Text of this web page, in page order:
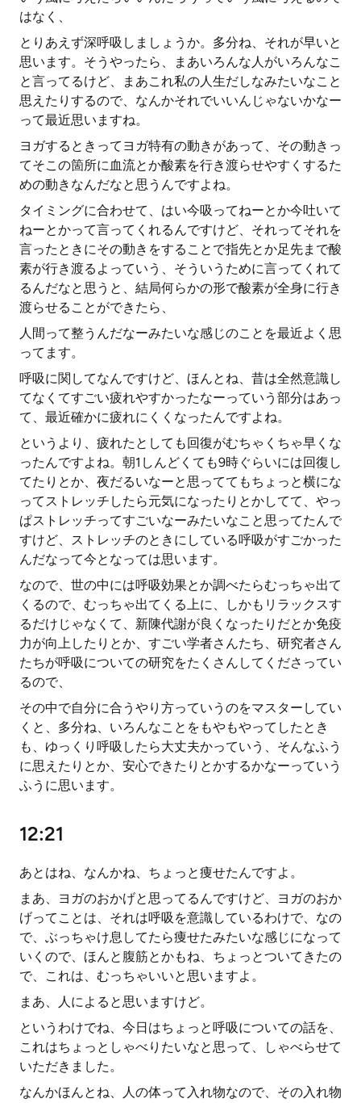
はなく、
とりあえず深呼吸しましょうか。多分ね、それが早いと
思います。そうやったら、まあいろんな人がいろんなこ
と言ってるけど、まあこれ私の人生だしなみたいなこと
思えたりするので、なんかそれでいいんじゃないかなー
って最近思いますね。
ヨガするときってヨガ特有の動きがあって、その動きっ
てそこの箇所に血流とか酸素を行き渡らせやすくするた
めの動きなんだなと思うんですよね。
タイミングに合わせて、はい今吸ってねーとか今吐いて
ねーとかって言ってくれるんですけど、それってそれを
言ったときにその動きをすることで指先とか足先まで酸
素が行き渡るよっていう、そういうために言ってくれて
るんだなと思うと、結局何らかの形で酸素が全身に行き
渡らせることができたら、
人間って整うんだなーみたいな感じのことを最近よく思
ってます。
呼吸に関してなんですけど、ほんとね、昔は全然意識し
てなくてすごい疲れやすかったなーっていう部分はあっ
て、最近確かに疲れにくくなったんですよね。
というより、疲れたとしても回復がむちゃくちゃ早くな
ったんですよね。朝1しんどくても9時ぐらいには回復し
てたりとか、夜だるいなーと思っててもちょっと横にな
ってストレッチしたら元気になったりとかしてて、やっ
ぱストレッチってすごいなーみたいなこと思ってたんで
すけど、ストレッチのときにしている呼吸がすごかった
んだなって今となっては思います。
なので、世の中には呼吸効果とか調べたらむっちゃ出て
くるので、むっちゃ出てくる上に、しかもリラックスす
るだけじゃなくて、新陳代謝が良くなったりだとか免疫
力が向上したりとか、すごい学者さんたち、研究者さん
たちが呼吸についての研究をたくさんしてくださってい
るので、
その中で自分に合うやり方っていうのをマスターしてい
くと、多分ね、いろんなことをもやもやってしたとき
も、ゆっくり呼吸したら大丈夫かっていう、そんなふう
に思えたりとか、安心できたりとかするかなーっていう
ふうに思います。
12:21
あとはね、なんかね、ちょっと痩せたんですよ。
まあ、ヨガのおかげと思ってるんですけど、ヨガのおか
げってことは、それは呼吸を意識しているわけで、なの
で、ぶっちゃけ息してたら痩せたみたいな感じになって
いくので、ほんと腹筋とかもね、ちょっとついてきたの
で、これは、むっちゃいいと思いますよ。
まあ、人によると思いますけど。
というわけでね、今日はちょっと呼吸についての話を、
これはちょっとしゃべりたいなと思って、しゃべらせて
いただきました。
なんかほんとね、人の体って入れ物なので、その入れ物